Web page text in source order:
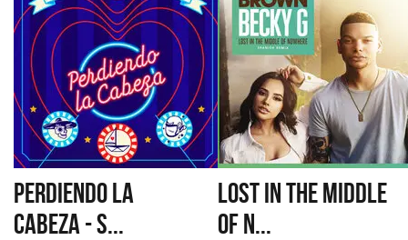
PERDIENDO LA
CABEZA - S...
LOST IN THE MIDDLE
OF N...